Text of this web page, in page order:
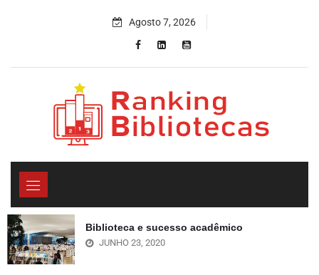
Agosto 7, 2026
Biblioteca e sucesso acadêmico
JUNHO 23, 2020